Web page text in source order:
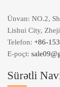
Ünvan: NO.2,
Lishui City,
Telefon: +86-
E-poçt:
Sürətli